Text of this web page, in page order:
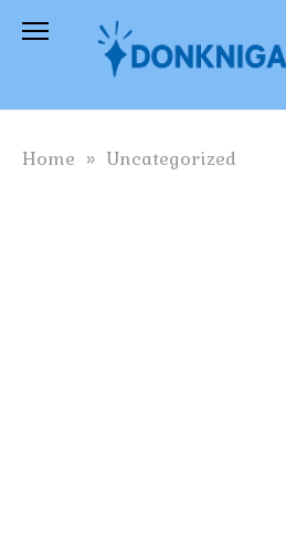
Skip
Home » Uncategorized